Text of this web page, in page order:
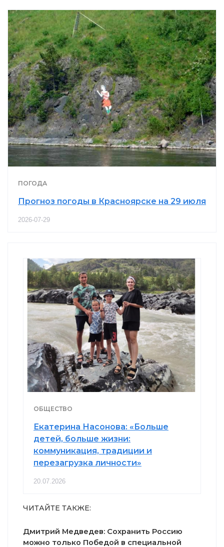
ПОГОДА
Прогноз погоды в Красноярске на 29 июля
2026-07-29
ОБЩЕСТВО
Екатерина Насонова: «Больше
детей, больше жизни:
коммуникация, традиции и
перезагрузка личности»
20.07.2026
ЧИТАЙТЕ ТАКЖЕ:
Дмитрий Медведев: Сохранить Россию
можно только Победой в специальной